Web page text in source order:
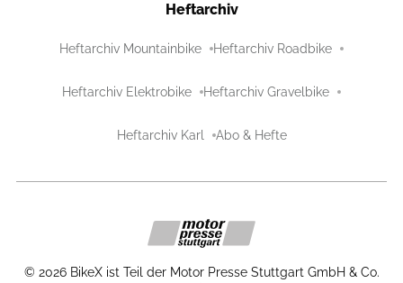
Heftarchiv
Heftarchiv Mountainbike Heftarchiv Roadbike
Heftarchiv Elektrobike Heftarchiv Gravelbike
Heftarchiv Karl Abo & Hefte
© 2026 BikeX ist Teil der Motor Presse Stuttgart GmbH & Co.